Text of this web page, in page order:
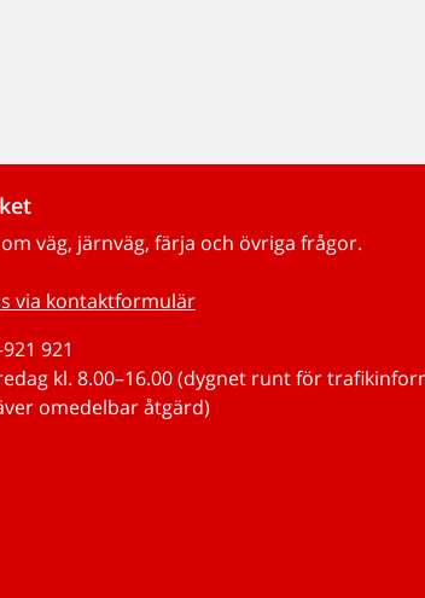
väg, järnväg, färja och övriga frågor.
via kontaktformulär
921
kl. 8.00–16.00 (dygnet runt för
omedelbar åtgärd)